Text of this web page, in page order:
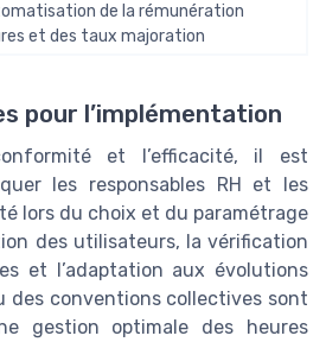
de la rémunération
et des taux majoration
pour l’implémentation
et l’efficacité, il est
les responsables RH et les
lors du choix et du paramétrage
des utilisateurs, la vérification
et l’adaptation aux évolutions
des conventions collectives sont
gestion optimale des heures